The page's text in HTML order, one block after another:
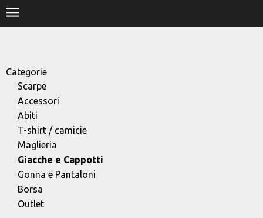
Categorie
Scarpe
Accessori
Abiti
T-shirt / camicie
Maglieria
Giacche e Cappotti
Gonna e Pantaloni
Borsa
Outlet